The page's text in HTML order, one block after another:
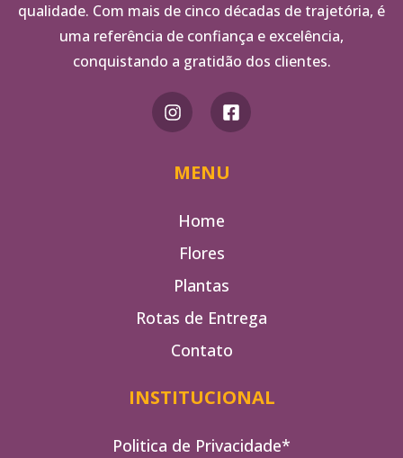
qualidade. Com mais de cinco décadas de trajetória, é
uma referência de confiança e excelência,
conquistando a gratidão dos clientes.
MENU
Home
Flores
Plantas
Rotas de Entrega
Contato
INSTITUCIONAL
Politica de Privacidade*